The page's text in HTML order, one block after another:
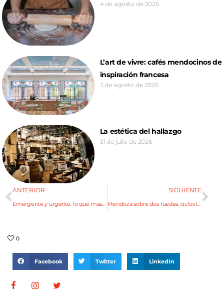
4 de agosto de 2026
L’art de vivre: cafés mendocinos de
inspiración francesa
3 de agosto de 2026
La estética del hallazgo
31 de julio de 2026
ANTERIOR
Emergente y urgente: lo que más nos impactó en la Feria Aire
SIGUIENTE
Mendoza sobre dos ruedas: ciclovías, paisajes y bicis eléctricas para andar sin límites
0
Facebook Twitter LinkedIn